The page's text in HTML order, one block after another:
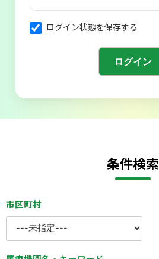
会則
ログイン状態を保存する
条件検索
市区町村